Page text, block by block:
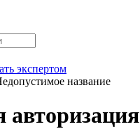
экспертом
название
авторизация